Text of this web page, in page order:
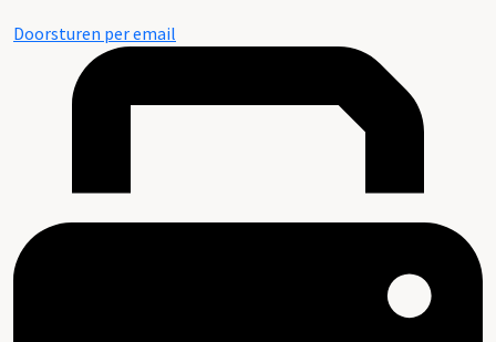
Doorsturen per email